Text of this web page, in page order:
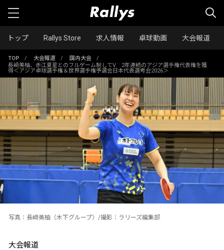
トップ Rallys Store 求人情報 卓球動画 大会報道
TOP / 大会報道 / 国内大会
/
長﨑美柚、赤江夏星とのフルゲーム制してV 2年連続のアジア選手権代表権を獲
得＜アジア卓球選手権＆世界選手権予選会日本代表選考会2026＞
写真：長﨑美柚（木下グループ）/撮影：ラリーズ編集部
大会報道